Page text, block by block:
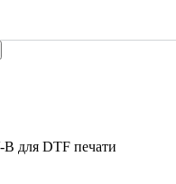
для DTF печати